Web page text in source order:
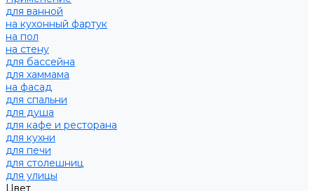
для ванной
на кухонный фартук
на пол
на стену
для бассейна
для хаммама
на фасад
для спальни
для душа
для кафе и ресторана
для кухни
для печи
для столешниц
для улицы
Цвет